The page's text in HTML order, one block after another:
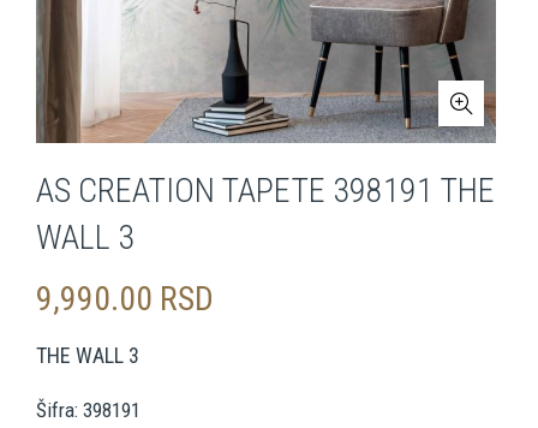
AS CREATION TAPETE 398191 THE
WALL 3
9,990.00 RSD
THE WALL 3
Šifra: 398191